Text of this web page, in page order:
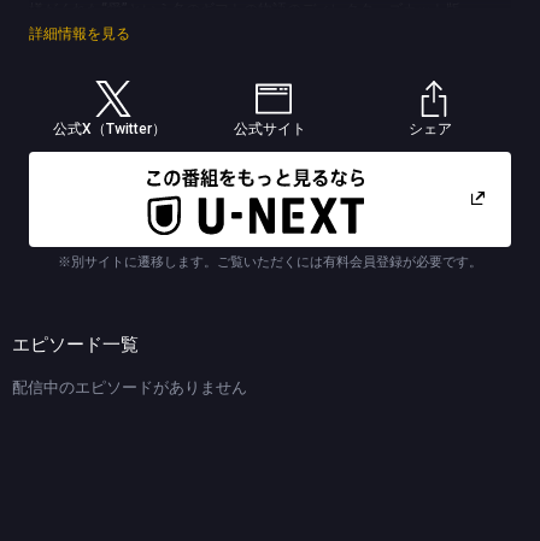
堤が演じるのは、大学で准教授を務めながら「ブラックホール」の研究を
物。興味のある難問を見つけ答えを導き出すことだけを生きがいとしてき
た伍鉄は、ひょんなことから車いすラグビーチーム「ブレイズブルズ」の
練習の見学へ。そこで様々な障がいがある個性豊かな選手たちと出会う
が、プレーに一体感がなく、勝てる雰囲気はない弱小チームだった。問題
だらけの光景を目にした伍鉄は、車いすラグビーのルールも知らずして
「僕なら勝たせることができます。このチームを日本一にさせましょう」
と宣言。最初はただ“勝てない”という難問を解いていくだけのつもりだっ
た伍鉄だが、選手と本気でぶつかり合い、個々が抱える人生の傷を知るこ
とで自身の抱える難問とも向き合っていくことに。
者・霧山人香（きりやま・ひとか）役で有村架純がそれぞれ日曜劇場に初
出演。さらに、夢を失った車いすヤンキーの青年・朝谷圭二郎（あさや・
けいじろう）役に本田響矢、ブルズの選手役に細田善彦、ライバルチーム
「シャークヘッド」の絶対的エース・谷口聡一（たにぐち・そういち）役
詳細情報を見る
公式X（Twitter） 公式サイト シェア
※別サイトに遷移します。ご覧いただくには有料会員登録が必要です。
エピソード一覧
配信中のエピソードがありません